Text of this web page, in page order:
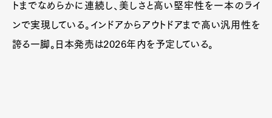
トまでなめらかに連続し、美しさと高い堅牢性を一本のライ
ンで実現している。インドアからアウトドアまで高い汎用性を
誇る一脚。日本発売は2026年内を予定している。